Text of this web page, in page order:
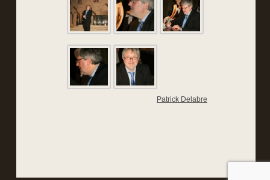
Patrick Delabre